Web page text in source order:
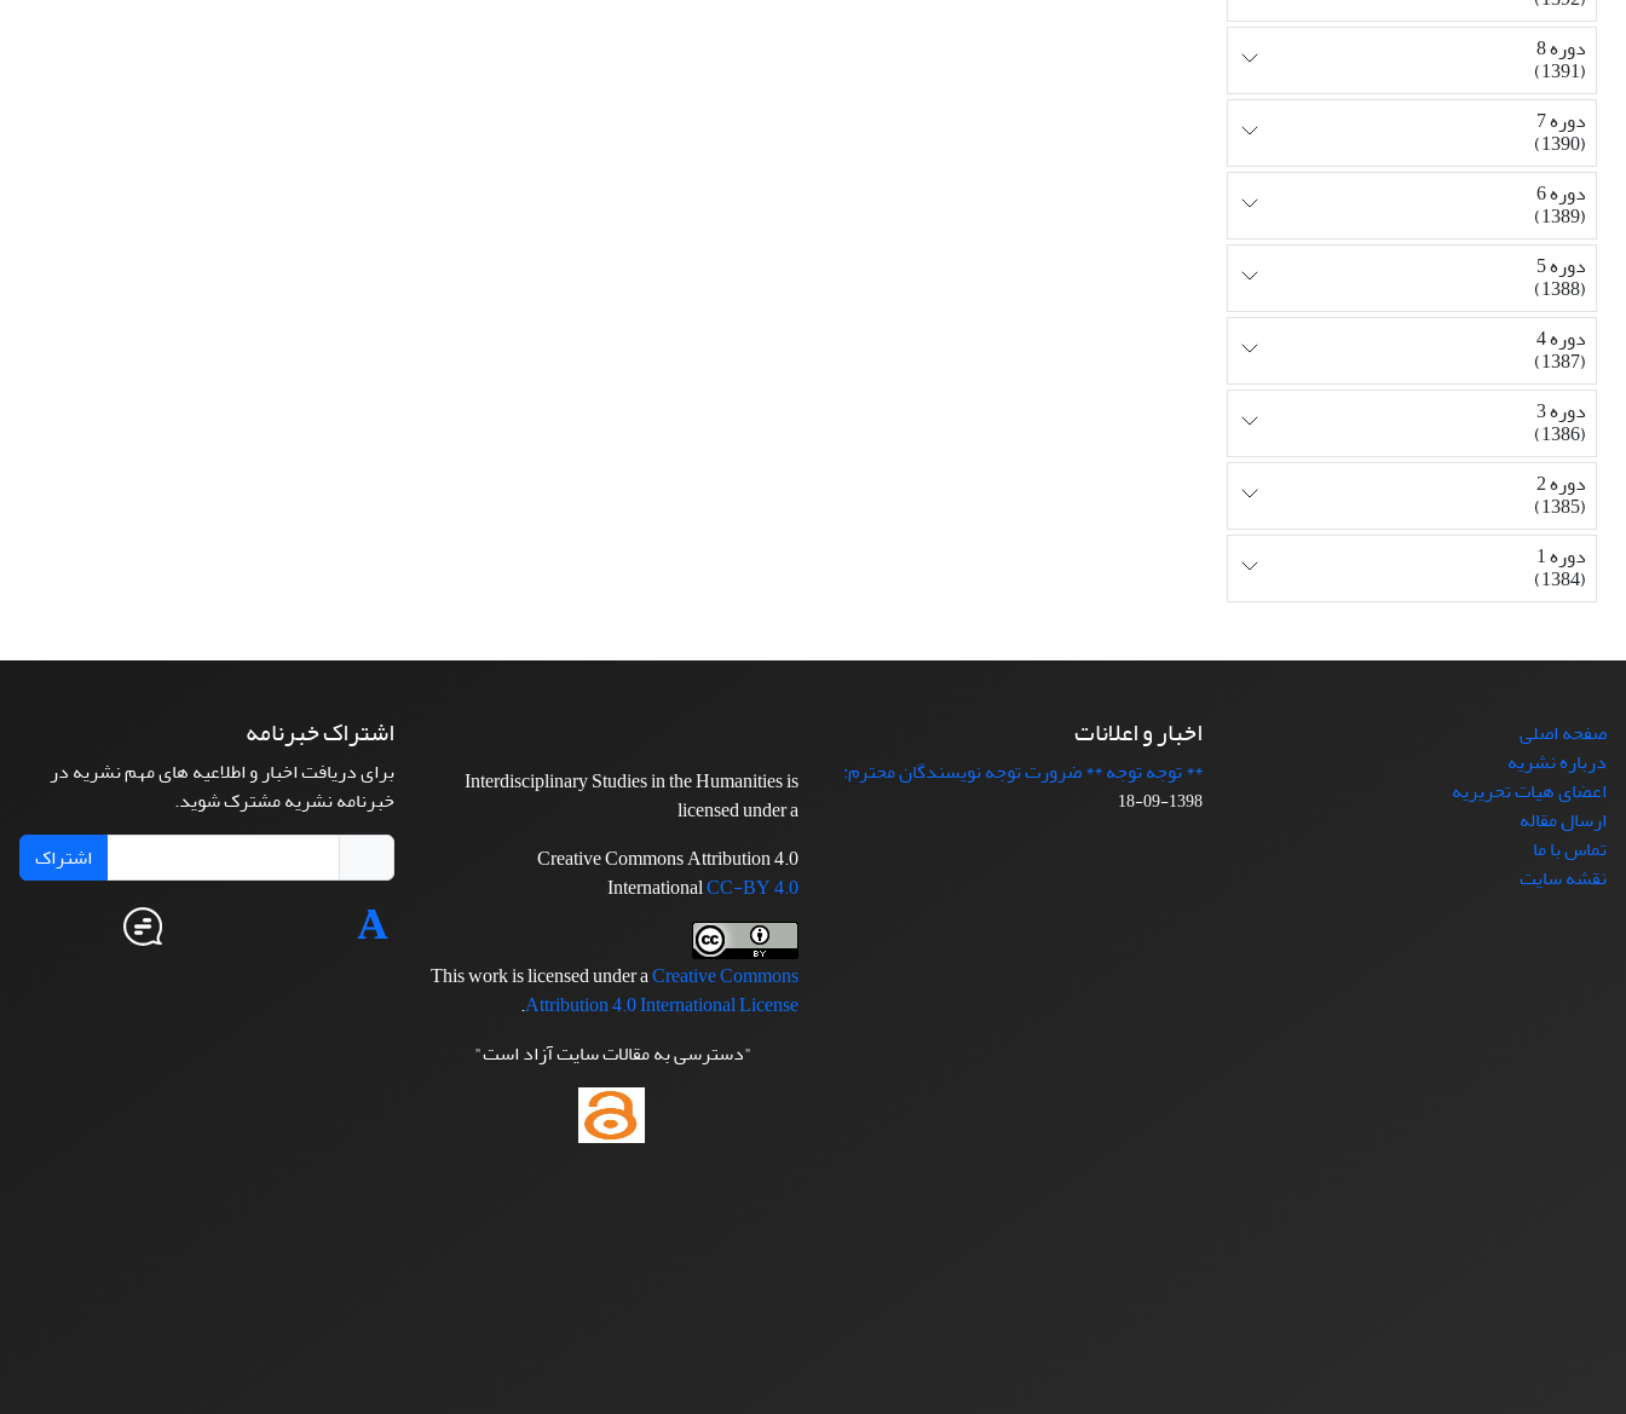
دوره 8
(1391)
دوره 7
(1390)
دوره 6
(1389)
دوره 5
(1388)
دوره 4
(1387)
دوره 3
(1386)
دوره 2
(1385)
دوره 1
(1384)
صفحه اصلی
درباره نشریه
اعضای هیات تحریریه
ارسال مقاله
تماس با ما
نقشه سایت
اخبار و اعلانات
** توجه توجه ** ضرورت توجه نویسندگان محترم:
1398-09-18
Interdisciplinary Studies in the Humanities is
licensed under a
Creative Commons Attribution 4.0
InternationalCC-BY 4.0
This work is licensed under aCreative Commons
Attribution 4.0 International License
.
"دسترسی به مقالات سایت آزاد است"
اشتراک خبرنامه
برای دریافت اخبار و اطلاعیه های مهم نشریه در
خبرنامه نشریه مشترک شوید.
اشتراک